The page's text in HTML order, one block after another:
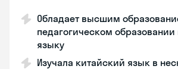
Обладает высшим
педагогическом
языку
Изучала китайский язык в